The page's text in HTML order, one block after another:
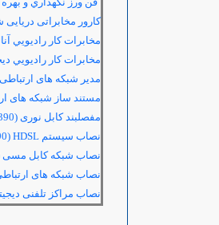
کارور مخابراتی
مخابرات كار راديويي
مخابرات كار راديويي
مدیر شبکه های ارتباطی
مستند ساز شبکه های
مفصلبند کابل نوری (1390)
نصاب سيستم HDSL
(1390)
نصاب شبکه کابل مسی
نصاب شبکه های
نصاب مراکز تلفنی دیجیتال